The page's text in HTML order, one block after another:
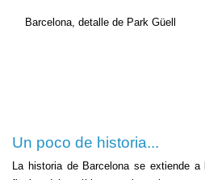
Barcelona, detalle de Park Güell
Un poco de historia...
La historia de Barcelona se extiende